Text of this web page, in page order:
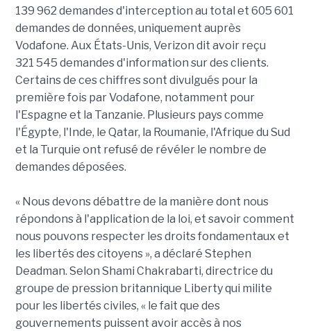
139 962 demandes d'interception au total et 605 601
demandes de données, uniquement auprès
Vodafone. Aux États-Unis, Verizon dit avoir reçu
321 545 demandes d'information sur des clients.
Certains de ces chiffres sont divulgués pour la
première fois par Vodafone, notamment pour
l'Espagne et la Tanzanie. Plusieurs pays comme
l'Égypte, l'Inde, le Qatar, la Roumanie, l'Afrique du Sud
et la Turquie ont refusé de révéler le nombre de
demandes déposées.
« Nous devons débattre de la manière dont nous
répondons à l'application de la loi, et savoir comment
nous pouvons respecter les droits fondamentaux et
les libertés des citoyens », a déclaré Stephen
Deadman. Selon Shami Chakrabarti, directrice du
groupe de pression britannique Liberty qui milite
pour les libertés civiles, « le fait que des
gouvernements puissent avoir accès à nos